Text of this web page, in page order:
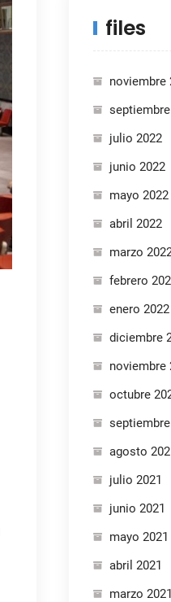
files
noviembre
julio 2022
junio 2022
mayo 2022
abril 2022
marzo
febrero
enero 2022
diciembre
noviembre
octubre
septiembre
agosto
julio 2021
junio 2021
mayo 2021
abril 2021
marzo 2021